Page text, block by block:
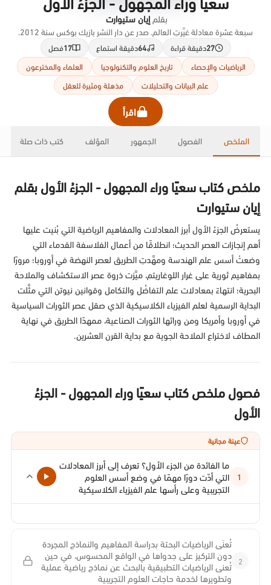
بقلم إيان ستيوارت
سبعة عشرة معادلة غيَّرتِ العالم. صدر عن دار النشر بازيك بوكس سنة 2012.
27دقيقة قراءة 64دقيقة استماع 17فصل
الرياضيات والإحصاء
تاريخ العلوم والتكنولوجيا
العلماء والمخترعون
علم البيانات والتحليلات
مذهلة ومثيرة للعقل
اقرأ
الملخص الفصول الجمهور المؤلف كتب ذات صلة
ملخص كتاب سعيًا وراء المجهول - الجزءُ الأول بقلم
إيان ستيوارت
يستعرضُ الجزءُ الأول أبرز المعادلات والمفاهيم الرياضية التي بُنيت عليها
أهم إنجازات العصر الحديث؛ انطلاقًا من أعمال الفلاسفة القدماء التي
وضعتْ أسس علم الهندسة ومهَّدتِ الطريق لعصر النهضة في أوروبا؛ مرورًا
بمفاهيم ثورية على غرار اللوغاريتم، ميَّزت ذروة عصر الاستكشاف والملاحة
البحرية؛ انتهاءً بمعادلات علم التفاضُل والتكامل وقوانين نيوتن التي مثَّلت
البداية الرسمية لعلم الفيزياء الكلاسيكية الذي صقل عصر الثورات السياسية
في أوروبا وأمريكا ومن ورائها الثورات الصناعية، ممهدًا الطريق في نهاية
المطاف لاختراع الملاحة الجوية مع بداية القرن العشرين.
فصول ملخص كتاب سعيًا وراء المجهول - الجزءُ
الأول
عينة مجانية
1
ما الفائدة من الجزء الأول؟ تعرف إلى أبرز المعادلات
التي أدّت دورًا مهمًا في وضع أسس العلوم
التجريبية وعلى رأسها علم الفيزياء الكلاسيكية
2
تُعنَى الرياضيات البحتة بدراسة المفاهيم والنماذج المجردة
دون التركيز على جدواها في الواقع المحسوس، في حين
تُعنى الرياضيات التطبيقية بالبحث عن نماذج رياضية عملية
وتطويرها لخدمة حاجات العلوم التجريبية